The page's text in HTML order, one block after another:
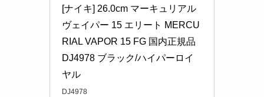
[ナイキ] 26.0cm マーキュリアル
ヴェイパー 15 エリート MERCU
RIAL VAPOR 15 FG 国内正規品
DJ4978 ブラック/ハイパーロイ
ヤル
DJ4978